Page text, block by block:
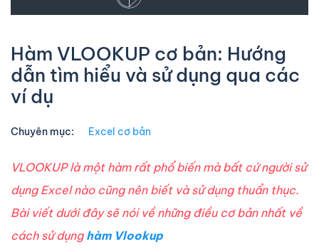
Hàm VLOOKUP cơ bản: Hướng
dẫn tìm hiểu và sử dụng qua các
ví dụ
Chuyên mục: Excel cơ bản
VLOOKUP là một hàm rất phổ biến mà bất cứ người sử
dụng Excel nào cũng nên biết và sử dụng thuẩn thục.
Bài viết dưới đây sẽ nói về những điều cơ bản nhất về
cách sử dụng hàm Vlookup